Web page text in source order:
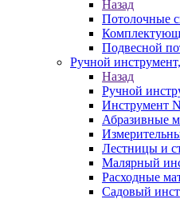
Назад
Потолочные
Подвесной
Ручной
Назад
Ручной
Инструмент
Абразивные
Лестницы и
Малярный
Расходные
Садовый